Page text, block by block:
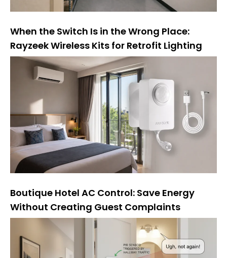
When the Switch Is in the Wrong Place:
Rayzeek Wireless Kits for Retrofit Lighting
Boutique Hotel AC Control: Save Energy
Without Creating Guest Complaints